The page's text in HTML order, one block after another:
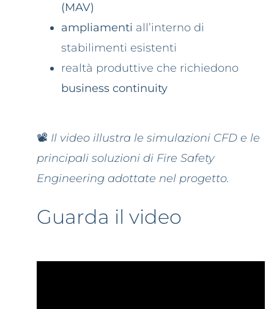
(MAV)
ampliamenti all’interno di
stabilimenti esistenti
realtà produttive che richiedono
business continuity
📽️ Il video illustra le simulazioni CFD e le
principali soluzioni di Fire Safety
Engineering adottate nel progetto.
Guarda il video